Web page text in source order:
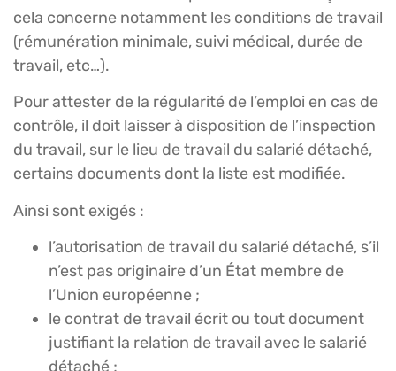
cela concerne notamment les conditions de travail
(rémunération minimale, suivi médical, durée de
travail, etc…).
Pour attester de la régularité de l’emploi en cas de
contrôle, il doit laisser à disposition de l’inspection
du travail, sur le lieu de travail du salarié détaché,
certains documents dont la liste est modifiée.
Ainsi sont exigés :
l’autorisation de travail du salarié détaché, s’il
n’est pas originaire d’un État membre de
l’Union européenne ;
le contrat de travail écrit ou tout document
justifiant la relation de travail avec le salarié
détaché ;